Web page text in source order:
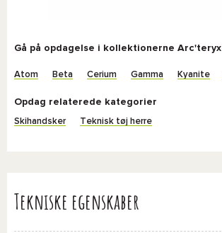
Gå på opdagelse i kollektionerne Arc'teryx
Atom Beta Cerium Gamma Kyanite
Opdag relaterede kategorier
Skihandsker Teknisk tøj herre
Tekniske egenskaber